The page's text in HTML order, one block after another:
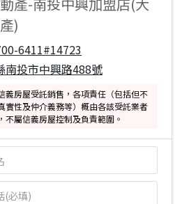
)
6411#14723
南投市中興路488號
義房屋受託銷售，各項責任（包括但不
實性及仲介義務等）概由各該受託業者
不屬信義房屋控制及負責範圍。